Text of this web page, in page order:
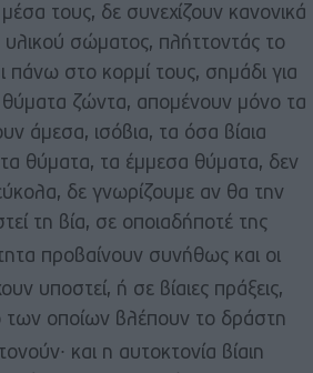
τους, δε συνεχίζουν κανονικά
υλικού σώματος, πλήττοντάς το
πάνω στο κορμί τους, σημάδι για
θύματα ζώντα, απομένουν μόνο τα
άμεσα, ισόβια, τα όσα βίαια
θύματα, τα έμμεσα θύματα, δεν
δε γνωρίζουμε αν θα την
τη βία, σε οποιαδήποτέ της
προβαίνουν συνήθως και οι
υποστεί, ή σε βίαιες πράξεις,
των οποίων βλέπουν το δράστη
και η αυτοκτονία βίαιη